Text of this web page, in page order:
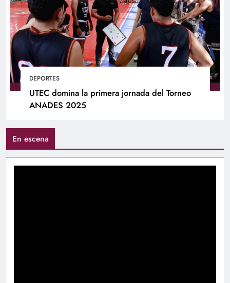
DEPORTES
UTEC domina la primera jornada del Torneo
ANADES 2025
En escena